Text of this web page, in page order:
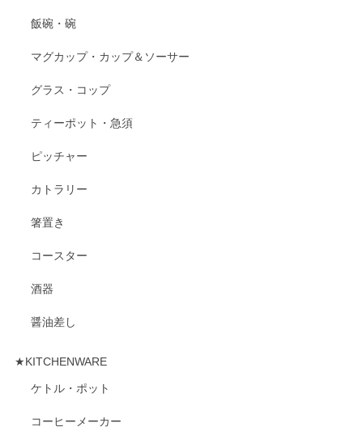
飯碗・碗
マグカップ・カップ＆ソーサー
グラス・コップ
ティーポット・急須
ピッチャー
カトラリー
箸置き
コースター
酒器
醤油差し
★KITCHENWARE
ケトル・ポット
コーヒーメーカー